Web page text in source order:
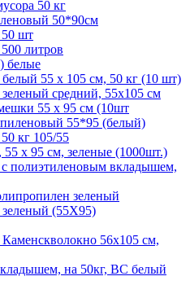
50 кг
50*90см
шт
литров
белые
55 х 105 см, 50 кг (10 шт)
средний, 55х105 см
55 х 95 см (10шт
55*95 (белый)
кг 105/55
х 95 см, зеленые (1000шт.)
полиэтиленовым вкладышем,
зеленый
(55Х95)
56х105 см,
на 50кг, ВС белый